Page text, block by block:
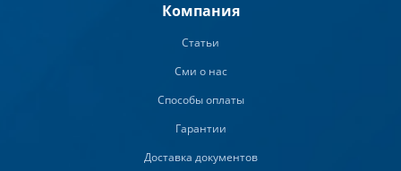
Компания
Статьи
Сми о нас
Способы оплаты
Гарантии
Доставка документов